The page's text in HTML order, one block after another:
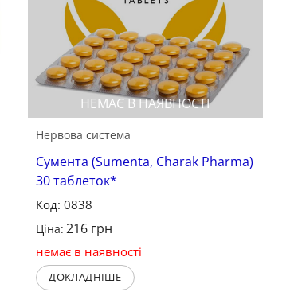
НЕМАЄ В НАЯВНОСТІ
Нервова система
Сумента (Sumenta, Charak Pharma)
30 таблеток*
Код: 0838
Ціна: 216 грн
немає в наявності
ДОКЛАДНІШЕ